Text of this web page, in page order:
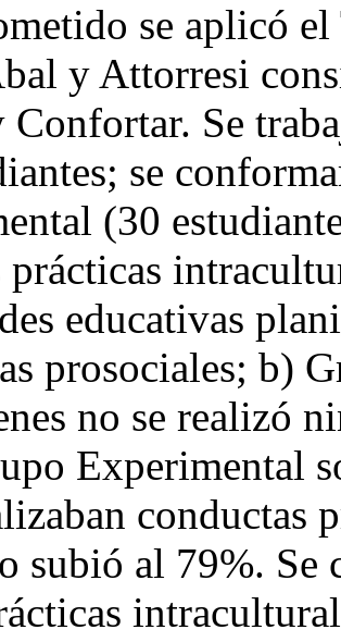
se aplicó
y Attorresi
Confortar. Se
se
(30
prácticas
educativas
prosociales; b)
no se realizó
Experimental
conductas
subió al 79%.